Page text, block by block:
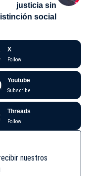
justicia sin
social
X
Follow
Youtube
Subscribe
Threads
Follow
nuestros